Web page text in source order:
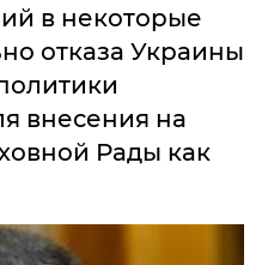
в некоторые
отказа Украины
внесения на
Рады как